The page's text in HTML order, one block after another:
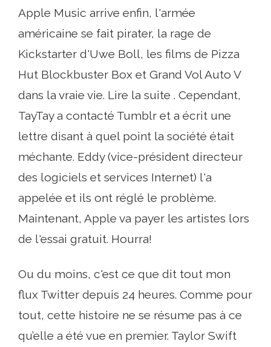
Apple Music arrive enfin, l'armée
américaine se fait pirater, la rage de
Kickstarter d'Uwe Boll, les films de Pizza
Hut Blockbuster Box et Grand Vol Auto V
dans la vraie vie. Lire la suite . Cependant,
TayTay a contacté Tumblr et a écrit une
lettre disant à quel point la société était
méchante. Eddy (vice-président directeur
des logiciels et services Internet) l'a
appelée et ils ont réglé le problème.
Maintenant, Apple va payer les artistes lors
de l'essai gratuit. Hourra!
Ou du moins, c'est ce que dit tout mon
flux Twitter depuis 24 heures. Comme pour
tout, cette histoire ne se résume pas à ce
qu’elle a été vue en premier. Taylor Swift